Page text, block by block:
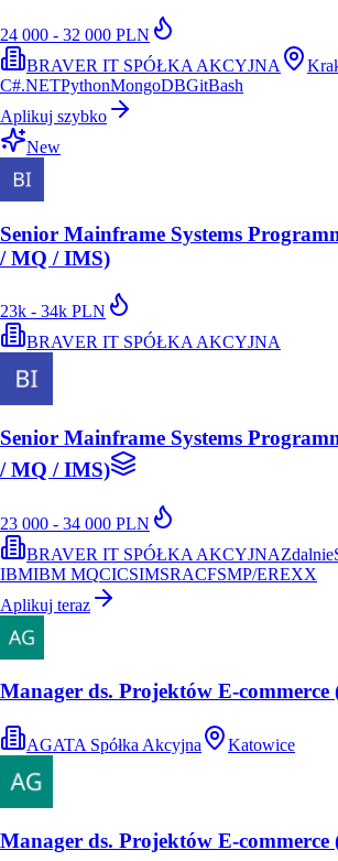
24 000 - 32 000 PLN
BRAVER IT SPÓŁKA AKCYJNA
C#.NETPythonMongoDBGitBash
Aplikuj szybko
New
Senior Mainframe Systems
/ MQ / IMS)
23k - 34k PLN
BRAVER IT SPÓŁKA AKCYJNA
Senior Mainframe Systems
/ MQ / IMS)
23 000 - 34 000 PLN
BRAVER IT SPÓŁKA AKCYJNAZdalnie
IBMIBM MQCICSIMSRACFSMP/EREXX
Aplikuj teraz
Manager ds. Projektów E-commerce
AGATA Spółka Akcyjna Katowice
Manager ds. Projektów E-commerce